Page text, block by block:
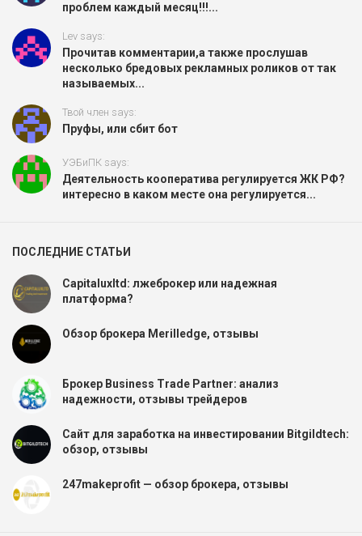
проблем каждый месяц!!!...
Lev says:
Прочитав комментарии,а также прослушав
несколько бредовых рекламных роликов от так
называемых...
Твой член says:
Пруфы, или сбит бот
УЭБиПК says:
Деятельность кооператива регулируется ЖК РФ?
интересно в каком месте она регулируется...
ПОСЛЕДНИЕ СТАТЬИ
Capitaluxltd: лжеброкер или надежная
платформа?
Обзор брокера Merilledge, отзывы
Брокер Business Trade Partner: анализ
надежности, отзывы трейдеров
Сайт для заработка на инвестировании Bitgildtech:
обзор, отзывы
247makeprofit — обзор брокера, отзывы